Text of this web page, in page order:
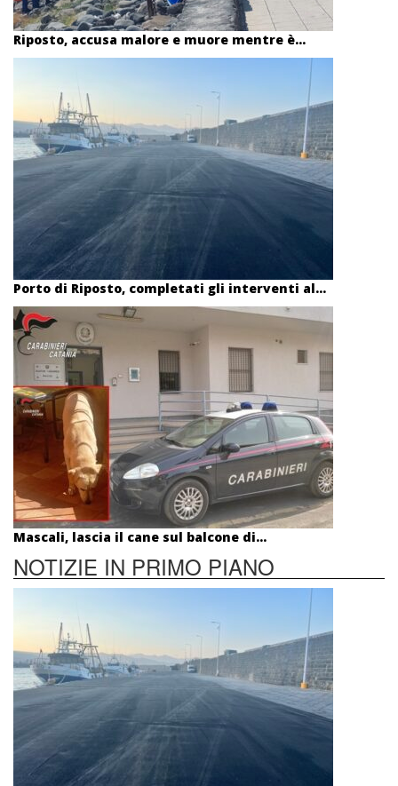
Riposto, accusa malore e muore mentre è...
Porto di Riposto, completati gli interventi al...
Mascali, lascia il cane sul balcone di...
NOTIZIE IN PRIMO PIANO